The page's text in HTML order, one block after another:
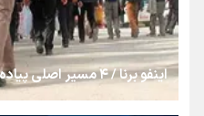
جمله‌ای که بغض
تهران رفتند»
اینفو برنا / ۴ مسیر اصلی پیاده روی اربعین در عراق